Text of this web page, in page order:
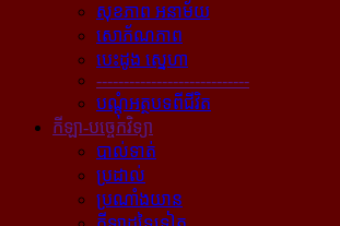
សុខភាព អនាម័យ
សោភ័ណភាព
បេះដូង ស្នេហា
----------------------------
បណ្ដុំអត្ថបទពីជីវិត
កីឡា-បច្ចេកវិទ្យា
បាល់ទាត់
ប្រដាល់
ប្រណាំងយាន